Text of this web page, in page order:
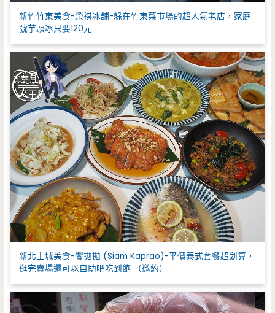
新竹竹東美食-榮祺冰舖-躲在竹東菜市場的超人氣老店，家庭
號芋頭冰只要120元
新北土城美食-饗拋拋 (Siam Kaprao)-平價泰式套餐超划算，
逛完賣場還可以自助吧吃到飽 （邀約）